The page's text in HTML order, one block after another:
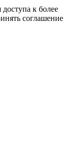
доступа к более
соглашение